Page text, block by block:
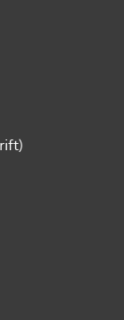
YouTube
auf LinkedIn
auf XING